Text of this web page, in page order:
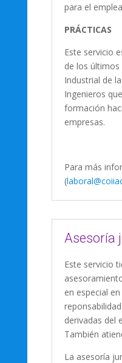
para el
PRÁCTICAS
Este servicio
de los últimos
Industrial de
Ingenieros
formación
empresas.
Para más
(
Asesoría
Este servicio
en especial
derivadas del
También
La asesoría